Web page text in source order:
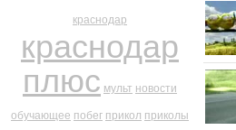
краснодар
краснодар
плюс мульт новости
обучающее побег прикол приколы